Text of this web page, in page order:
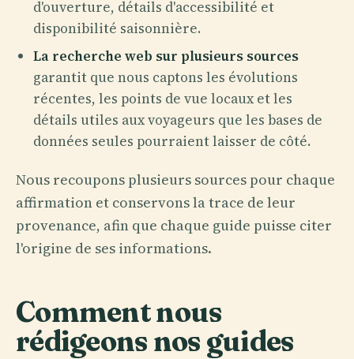
d'ouverture, détails d'accessibilité et
disponibilité saisonnière.
La recherche web sur plusieurs sources
garantit que nous captons les évolutions
récentes, les points de vue locaux et les
détails utiles aux voyageurs que les bases de
données seules pourraient laisser de côté.
Nous recoupons plusieurs sources pour chaque
affirmation et conservons la trace de leur
provenance, afin que chaque guide puisse citer
l'origine de ses informations.
Comment nous
rédigeons nos guides